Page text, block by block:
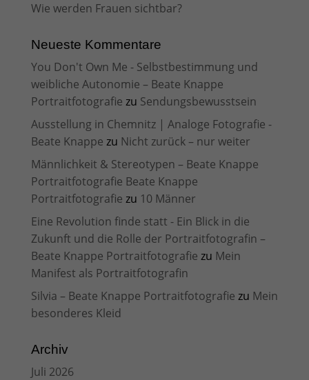
Wie werden Frauen sichtbar?
Neueste Kommentare
You Don't Own Me - Selbstbestimmung und
weibliche Autonomie – Beate Knappe
Portraitfotografie zu Sendungsbewusstsein
Ausstellung in Chemnitz | Analoge Fotografie -
Beate Knappe zu Nicht zurück – nur weiter
Männlichkeit & Stereotypen – Beate Knappe
Portraitfotografie Beate Knappe
Portraitfotografie zu 10 Männer
Eine Revolution finde statt - Ein Blick in die
Zukunft und die Rolle der Portraitfotografin –
Beate Knappe Portraitfotografie zu Mein
Manifest als Portraitfotografin
Silvia – Beate Knappe Portraitfotografie zu Mein
besonderes Kleid
Archiv
Juli 2026